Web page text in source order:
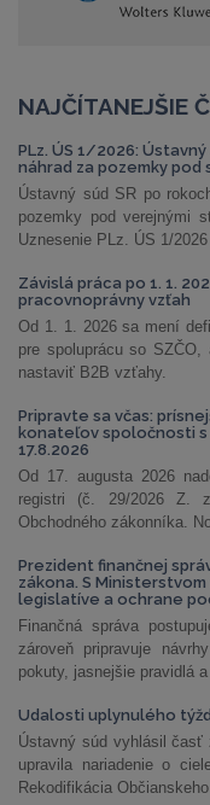
NAJČÍTANEJŠIE
PLz. ÚS 1/2026:
náhrad za pozemky pod
Ústavný súd SR po
pozemky pod verejnými
Uznesenie PLz. ÚS 1/
Závislá práca po 1. 1.
pracovnoprávny vzťah
Od 1. 1. 2026 sa mení
pre spoluprácu so
nastaviť B2B vzťahy.
Pripravte sa včas:
konateľov spoločnosti s
17.8.2026
Od 17. augusta 2026
registri (č. 29/2026 Z.
Obchodného zákonníka.
Prezident finančnej
zákona. S
legislatíve a ochrane
Finančná správa
zároveň pripravuje
pokuty, jasnejšie pravidlá
Udalosti uplynulého
Ústavný súd vyhlásil časť
upravila nariadenie o
Rekodifikácia